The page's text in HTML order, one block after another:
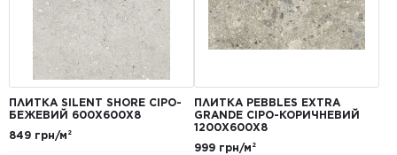
ПЛИТКА SILENT SHORE СІРО-
БЕЖЕВИЙ 600Х600Х8
849 грн/м²
ПЛИТКА PEBBLES EXTRA
GRANDE СІРО-КОРИЧНЕВИЙ
1200Х600Х8
999 грн/м²